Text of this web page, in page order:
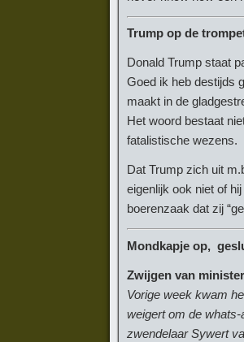
Trump op de
Donald Trump staat
Goed ik heb destijds
maakt in de
Het woord bestaat
fatalistische wezens.
Dat Trump zich uit
eigenlijk ook niet of
boerenzaak dat zij
Mondkapje op,
Zwijgen van
Vorige week kwam
weigert om de
zwendelaar Sywert